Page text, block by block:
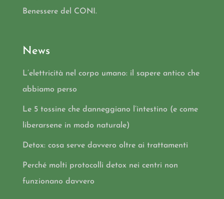
Benessere del CONI.
News
L’elettricità nel corpo umano: il sapere antico che
abbiamo perso
Le 5 tossine che danneggiano l’intestino (e come
liberarsene in modo naturale)
Detox: cosa serve davvero oltre ai trattamenti
Perché molti protocolli detox nei centri non
funzionano davvero